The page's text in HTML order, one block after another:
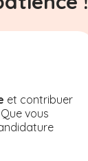
et contribuer
vous